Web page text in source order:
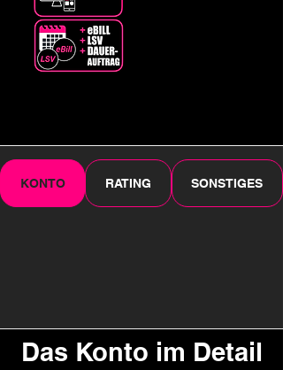
KONTO RATING SONSTIGES
Das Konto im Detail